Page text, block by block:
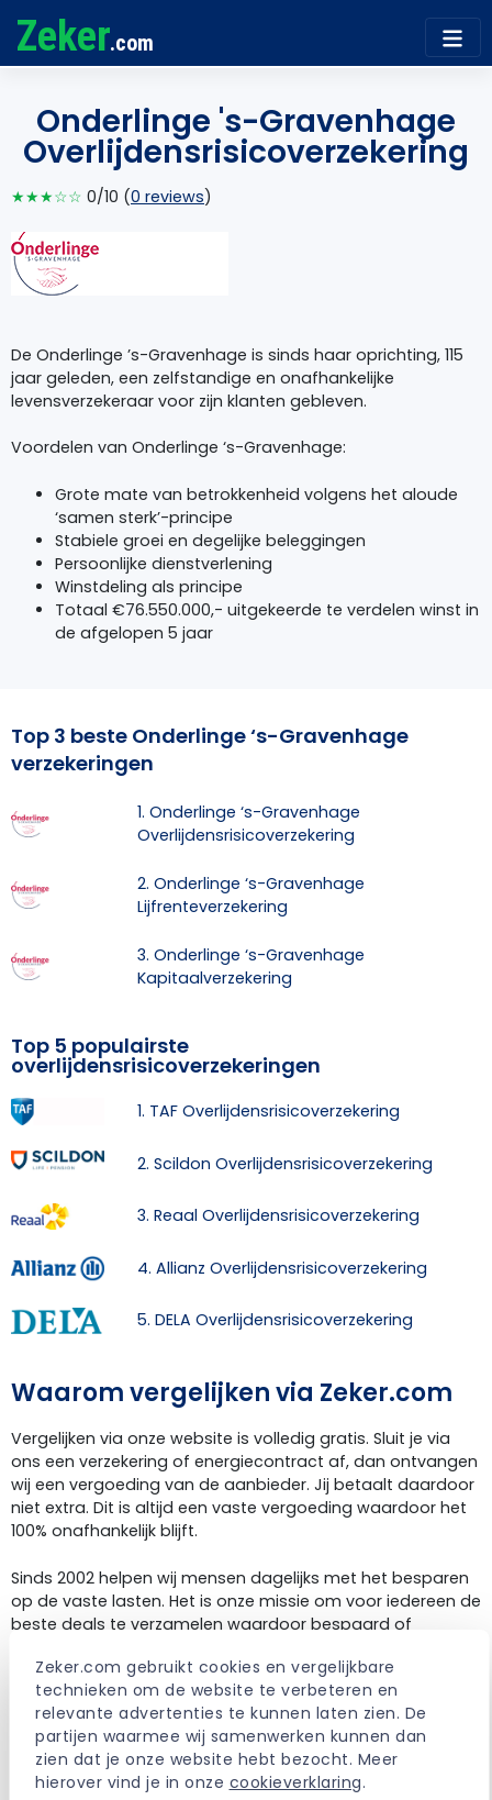
Zeker.com gebruikt cookies en vergelijkbare
technieken om de website te verbeteren en
relevante advertenties te kunnen laten zien. De
partijen waarmee wij samenwerken kunnen dan
zien dat je onze website hebt bezocht. Meer
hierover vind je in onze cookieverklaring.
Zeker.com
Onderlinge 's-Gravenhage
Overlijdensrisicoverzekering
★★★☆☆ 0/10 (0 reviews)
De Onderlinge ’s-Gravenhage is sinds haar oprichting, 115
jaar geleden, een zelfstandige en onafhankelijke
levensverzekeraar voor zijn klanten gebleven.
Voordelen van Onderlinge ‘s-Gravenhage:
Grote mate van betrokkenheid volgens het aloude
‘samen sterk’-principe
Stabiele groei en degelijke beleggingen
Persoonlijke dienstverlening
Winstdeling als principe
Totaal €76.550.000,- uitgekeerde te verdelen winst in
de afgelopen 5 jaar
Top 3 beste Onderlinge ‘s-Gravenhage
verzekeringen
1. Onderlinge ‘s-Gravenhage
Overlijdensrisicoverzekering
2. Onderlinge ‘s-Gravenhage
Lijfrenteverzekering
3. Onderlinge ‘s-Gravenhage
Kapitaalverzekering
Top 5 populairste
overlijdensrisicoverzekeringen
1. TAF Overlijdensrisicoverzekering
2. Scildon Overlijdensrisicoverzekering
3. Reaal Overlijdensrisicoverzekering
4. Allianz Overlijdensrisicoverzekering
5. DELA Overlijdensrisicoverzekering
Waarom vergelijken via Zeker.com
Vergelijken via onze website is volledig gratis. Sluit je via
ons een verzekering of energiecontract af, dan ontvangen
wij een vergoeding van de aanbieder. Jij betaalt daardoor
niet extra. Dit is altijd een vaste vergoeding waardoor het
100% onafhankelijk blijft.
Sinds 2002 helpen wij mensen dagelijks met het besparen
op de vaste lasten. Het is onze missie om voor iedereen de
beste deals te verzamelen waardoor bespaard of
> Meer over Zeker.com